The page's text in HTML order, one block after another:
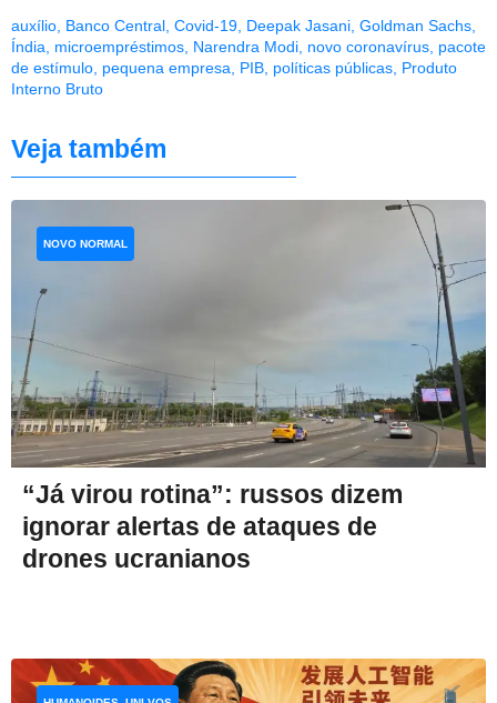
auxílio Banco Central Covid-19 Deepak Jasani Goldman Sachs
Índia
microempréstimos Narendra Modi novo coronavírus pacote
de estímulo pequena empresa PIB políticas públicas Produto
Interno Bruto
Veja também
“Já virou rotina”: russos dizem
ignorar alertas de ataques de
drones ucranianos
NOVO NORMAL